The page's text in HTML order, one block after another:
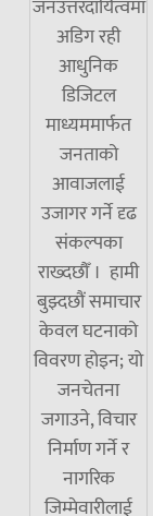
जनउत्तरदायित्वमा
अडिग रही
आधुनिक
डिजिटल
माध्यममार्फत
जनताको
आवाजलाई
उजागर गर्ने दृढ
संकल्पका
राख्दछौँ । हामी
बुझ्दछौं समाचार
केवल घटनाको
विवरण होइन; यो
जनचेतना
जगाउने, विचार
निर्माण गर्ने र
नागरिक
जिम्मेवारीलाई